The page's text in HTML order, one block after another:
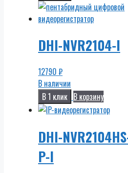
DHI-NVR2104-I
12790 ₽
В наличии
В 1 клик В корзину
DHI-
P-I